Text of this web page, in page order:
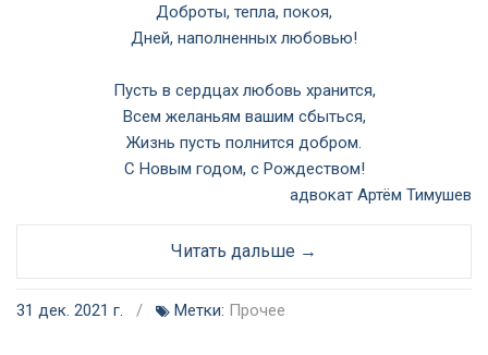
Доброты, тепла, покоя,
Дней, наполненных любовью!
Пусть в сердцах любовь хранится,
Всем желаньям вашим сбыться,
Жизнь пусть полнится добром.
С Новым годом, с Рождеством!
адвокат Артём Тимушев
Читать дальше →
31 дек. 2021 г. / Метки: Прочее